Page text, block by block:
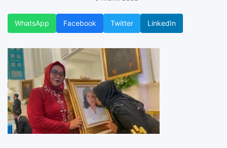
WhatsApp Facebook Twitter LinkedIn